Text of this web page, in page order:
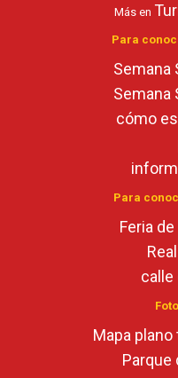
Más en
Para
Semana
Semana
cómo
Para
Feria
calle
Mapa
Parque